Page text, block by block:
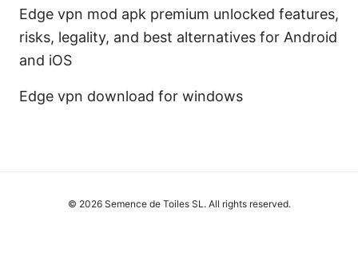
Edge vpn mod apk premium unlocked features,
risks, legality, and best alternatives for Android
and iOS
Edge vpn download for windows
© 2026 Semence de Toiles SL. All rights reserved.